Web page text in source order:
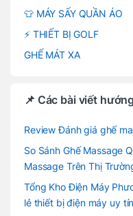
👕 MÁY SẤY QUẦN ÁO
⚡ THIẾT BỊ GOLF
GHẾ MÁT XA
📌 Các bài viết
Review Đánh giá ghế
So Sánh Ghế Massage
Massage Trên Thị
Tổng Kho Điện Máy
lẻ thiết bị điện máy uy